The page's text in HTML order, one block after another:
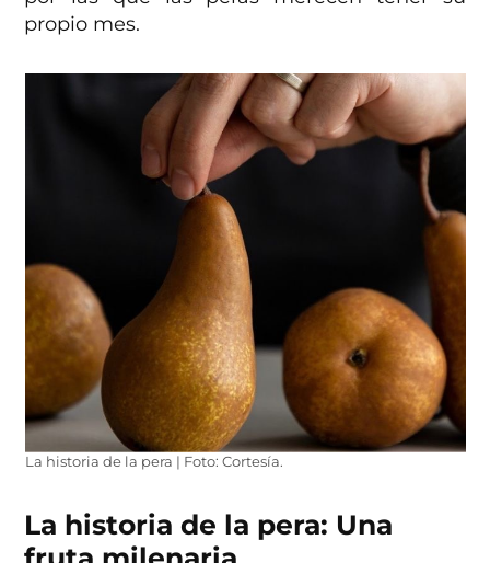
propio mes.
La historia de la pera | Foto: Cortesía.
La historia de la pera: Una